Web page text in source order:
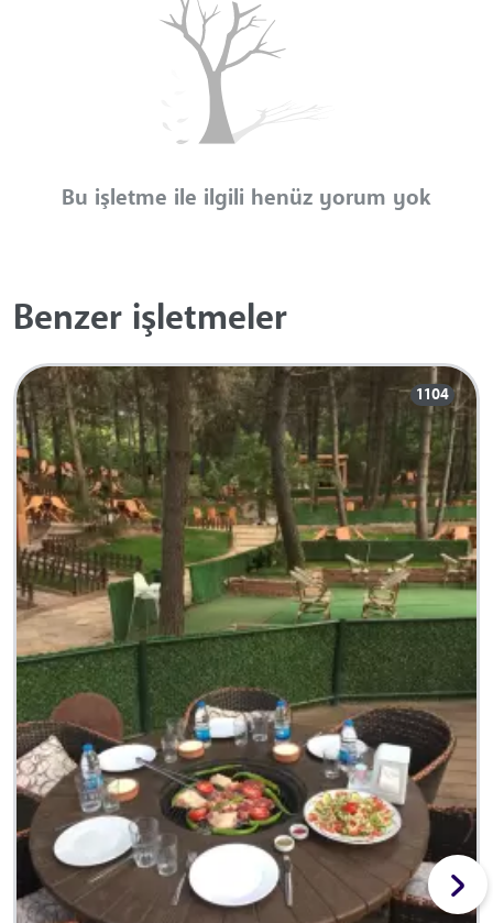
Bu işletme ile ilgili henüz yorum yok
Benzer işletmeler
1104